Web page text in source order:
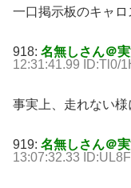
一口掲示板のキャ
918: 名無しさん＠
12:31:41.99 ID:Tl0/
事実上、走れない
919: 名無しさん＠
13:07:32.33